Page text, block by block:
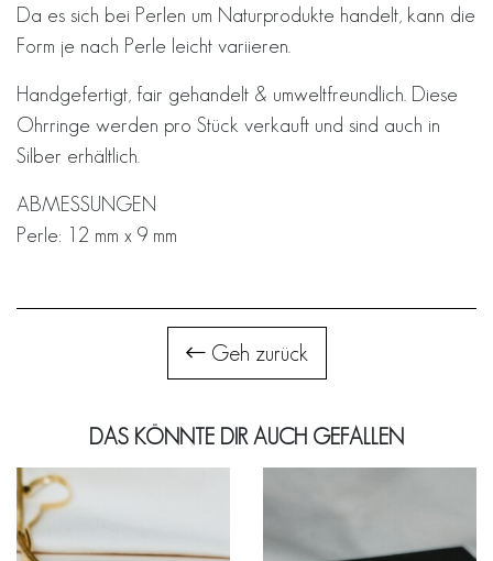
Da es sich bei Perlen um Naturprodukte handelt, kann die
Form je nach Perle leicht variieren.
Handgefertigt, fair gehandelt & umweltfreundlich. Diese
Ohrringe werden pro Stück verkauft und sind auch in
Silber erhältlich.
ABMESSUNGEN
Perle: 12 mm x 9 mm
Geh zurück
DAS KÖNNTE DIR AUCH GEFALLEN